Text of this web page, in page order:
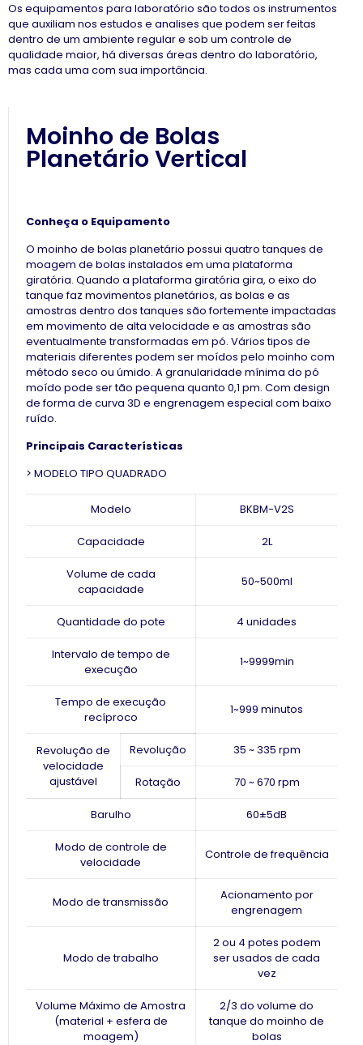
Os equipamentos para laboratório são todos os instrumentos
que auxiliam nos estudos e analises que podem ser feitas
dentro de um ambiente regular e sob um controle de
qualidade maior, há diversas áreas dentro do laboratório,
mas cada uma com sua importância.
Moinho de Bolas
Planetário Vertical
Conheça o Equipamento
O moinho de bolas planetário possui quatro tanques de
moagem de bolas instalados em uma plataforma
giratória. Quando a plataforma giratória gira, o eixo do
tanque faz movimentos planetários, as bolas e as
amostras dentro dos tanques são fortemente impactadas
em movimento de alta velocidade e as amostras são
eventualmente transformadas em pó. Vários tipos de
materiais diferentes podem ser moídos pelo moinho com
método seco ou úmido. A granularidade mínima do pó
moído pode ser tão pequena quanto 0,1 pm. Com design
de forma de curva 3D e engrenagem especial com baixo
ruído.
Principais Características
> MODELO TIPO QUADRADO
Modelo BKBM-V2S
Capacidade 2L
Volume de cada
capacidade
50~500ml
Quantidade do pote 4 unidades
Intervalo de tempo de
execução
1~9999min
Tempo de execução
recíproco
1~999 minutos
Revolução de
velocidade
ajustável
Revolução 35 ~ 335 rpm
Rotação 70 ~ 670 rpm
Barulho 60±5dB
Modo de controle de
velocidade
Controle de frequência
Modo de transmissão
Acionamento por
engrenagem
Modo de trabalho
2 ou 4 potes podem
ser usados ​​de cada
vez
Volume Máximo de Amostra
(material + esfera de
moagem)
2/3 do volume do
tanque do moinho de
bolas